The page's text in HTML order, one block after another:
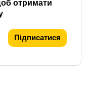
отримати
Підписатися